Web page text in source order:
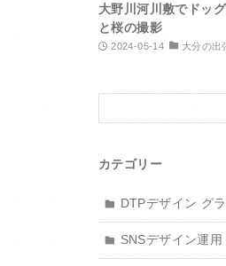
大野川河川敷でドッ
と桜の撮影
2024-05-14 大分の出
カテゴリー
DTPデザイン グ
SNSデザイン運用